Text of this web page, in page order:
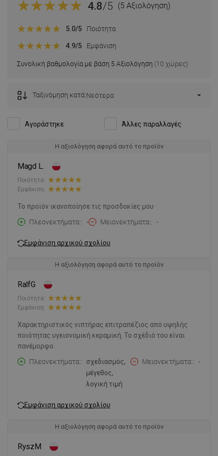
4.8/5 (5 Αξιολόγηση)
Συνολική βαθμολογία με βάση 5 Αξιολόγηση (10 χώρες)
5.0/5 Ποιότητα
4.9/5 Εμφάνιση
Αγοράστηκε Άλλες παραλλαγές
Ταξινόμηση κατά:Νεότερα
Η αξιολόγηση αφορά αυτό το προϊόν
Magd L.
Ποιότητα:
Εμφάνιση:
Το προϊόν ικανοποίησε τις προσδοκίες μου
Πλεονεκτήματα:
- Μειονεκτήματα: -
Εμφάνιση αρχικού σχολίου
Η αξιολόγηση αφορά αυτό το προϊόν
RalfG
Ποιότητα:
Εμφάνιση:
Χαρακτηριστικός νιπτήρας επιτραπέζιος από υψηλής
ποιότητας υγειονομική κεραμική. Το σχέδιό του είναι
πανέμορφο.
Πλεονεκτήματα:
σχεδιασμός,
μέγεθος,
λογική τιμή
Μειονεκτήματα: -
Εμφάνιση αρχικού σχολίου
Η αξιολόγηση αφορά αυτό το προϊόν
RyszM